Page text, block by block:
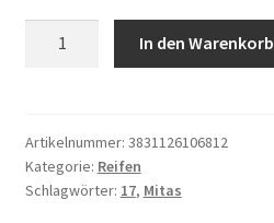
(YY)
M+S
150/70
In den Warenkorb
Artikelnummer: 3831126106812
Kategorie: Reifen
Schlagwörter: 17, Mitas